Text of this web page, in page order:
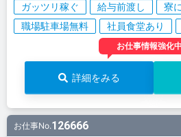
ガッツリ稼ぐ
給与前渡し
寮
職場駐車場無料
社員食堂あり
お仕事情報強化中
詳細をみる
お仕事No.126666